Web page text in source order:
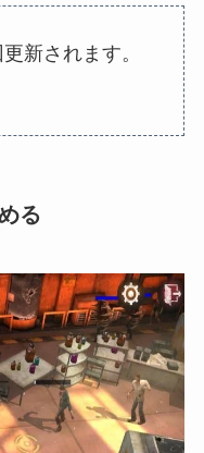
新されます。
る